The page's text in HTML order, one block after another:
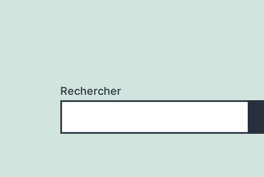
Rechercher